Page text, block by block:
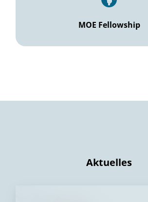
MOE Fellowship
Aktuelles